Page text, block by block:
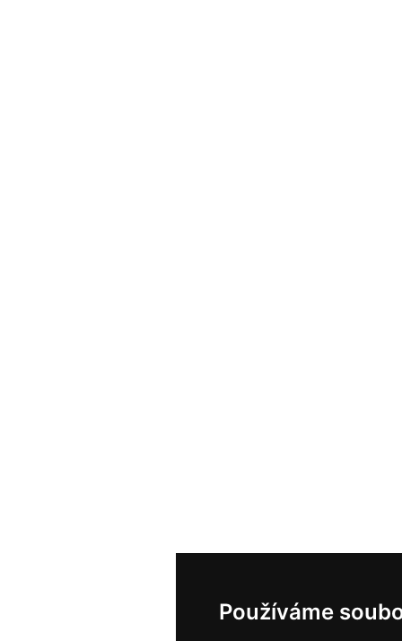
Používáme